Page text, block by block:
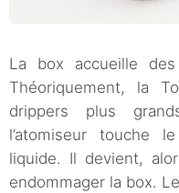
La box accueille
Théoriquement, la
drippers plus
l’atomiseur touche
liquide. Il devient,
endommager la box.